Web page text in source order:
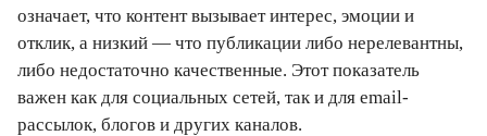
означает, что контент вызывает интерес, эмоции и
отклик, а низкий — что публикации либо нерелевантны,
либо недостаточно качественные. Этот показатель
важен как для социальных сетей, так и для email-
рассылок, блогов и других каналов.